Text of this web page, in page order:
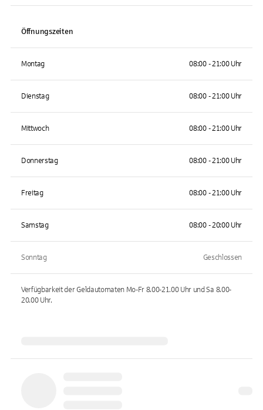
Öffnungszeiten
Montag 08:00 - 21:00 Uhr
Dienstag 08:00 - 21:00 Uhr
Mittwoch 08:00 - 21:00 Uhr
Donnerstag 08:00 - 21:00 Uhr
Freitag 08:00 - 21:00 Uhr
Samstag 08:00 - 20:00 Uhr
Sonntag Geschlossen
Verfügbarkeit der Geldautomaten Mo-Fr 8.00-21.00 Uhr und Sa 8.00-
20.00Uhr.